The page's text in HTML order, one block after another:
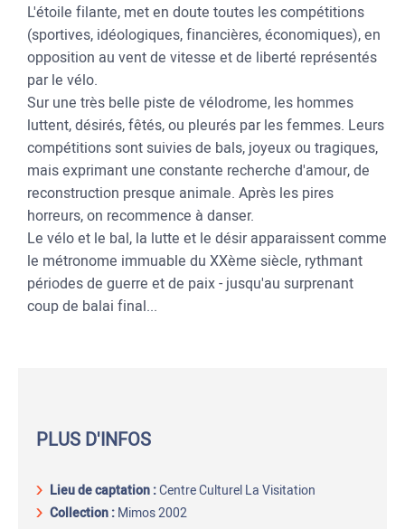
L'étoile filante, met en doute toutes les compétitions
(sportives, idéologiques, financières, économiques), en
opposition au vent de vitesse et de liberté représentés
par le vélo.
Sur une très belle piste de vélodrome, les hommes
luttent, désirés, fêtés, ou pleurés par les femmes. Leurs
compétitions sont suivies de bals, joyeux ou tragiques,
mais exprimant une constante recherche d'amour, de
reconstruction presque animale. Après les pires
horreurs, on recommence à danser.
Le vélo et le bal, la lutte et le désir apparaissent comme
le métronome immuable du XXème siècle, rythmant
périodes de guerre et de paix - jusqu'au surprenant
coup de balai final...
PLUS D'INFOS
Lieu de captation:Centre Culturel La Visitation
Collection :Mimos 2002